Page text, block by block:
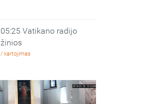
05:25 Vatikano radijo
žinios
/ kartojimas